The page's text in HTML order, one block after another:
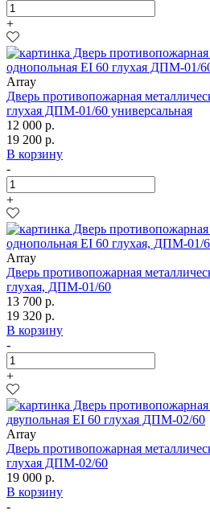
+
Array
Дверь противопожарная
глухая ДПМ-01/60 универсальная
12 000 р.
19 200 р.
В корзину
-
+
Array
Дверь противопожарная
глухая, ДПМ-01/60
13 700 р.
19 320 р.
В корзину
-
+
Array
Дверь противопожарная
глухая ДПМ-02/60
19 000 р.
В корзину
-